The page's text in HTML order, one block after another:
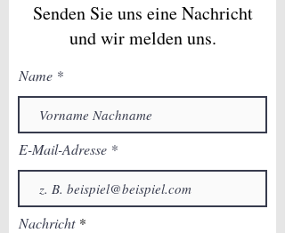
Senden Sie uns eine Nachricht
und wir melden uns.
Name
E-Mail-Adresse
Nachricht